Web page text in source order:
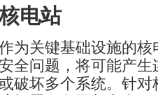
电站
为关键基础设施的
全问题，将可能产生
破坏多个系统。针对